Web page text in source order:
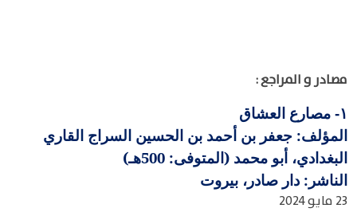
مصادر و المراجع :
١-
مصارع العشاق
المؤلف: جعفر بن أحمد بن الحسين السراج القاري
البغدادي، أبو محمد (المتوفى: 500هـ)
الناشر: دار صادر، بيروت
23 مايو 2024